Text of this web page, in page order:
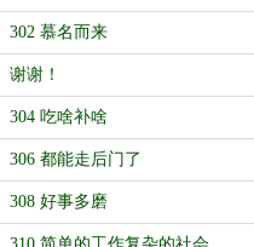
302 慕名而来
谢谢！
304 吃啥补啥
306 都能走后门了
308 好事多磨